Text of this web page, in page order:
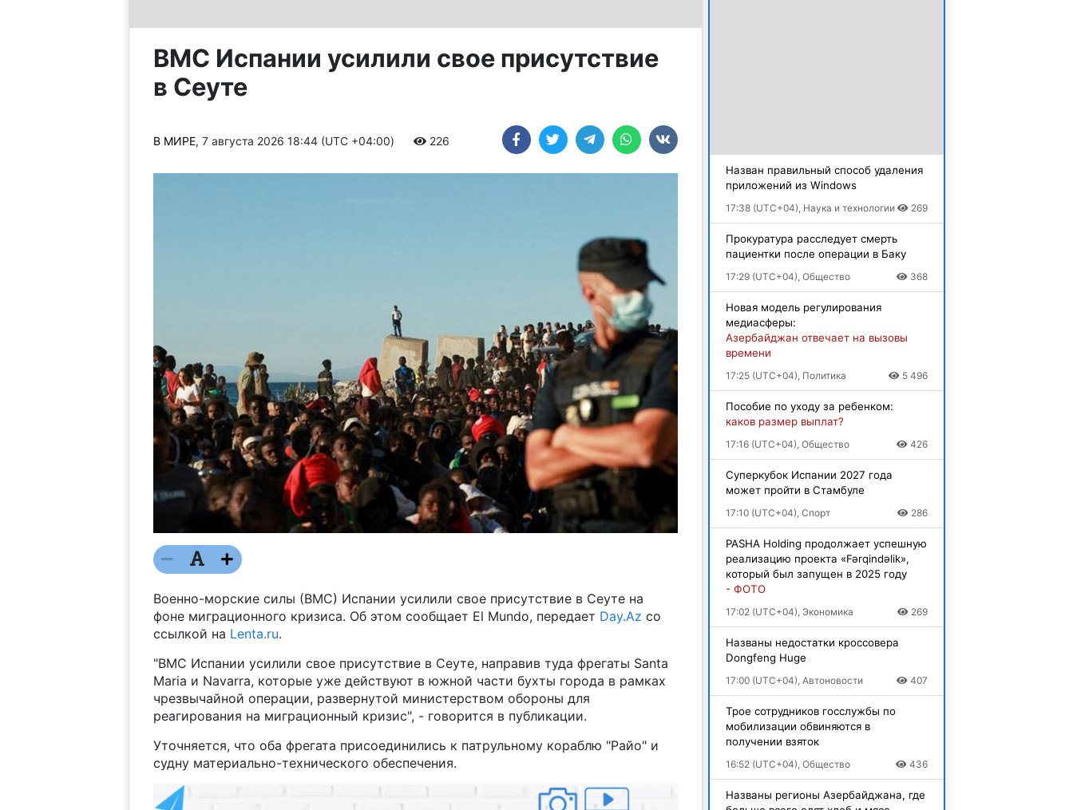
ВМС Испании усилили свое присутствие
в Сеуте
В МИРЕ, 7 августа 2026 18:44 (UTC +04:00) 226
Военно-морские силы (ВМС) Испании усилили свое присутствие в Сеуте на
фоне миграционного кризиса. Об этом сообщает El Mundo, передает Day.Az со
ссылкой на Lenta.ru.
"ВМС Испании усилили свое присутствие в Сеуте, направив туда фрегаты Santa
Maria и Navarra, которые уже действуют в южной части бухты города в рамках
чрезвычайной операции, развернутой министерством обороны для
реагирования на миграционный кризис", - говорится в публикации.
Уточняется, что оба фрегата присоединились к патрульному кораблю "Райо" и
судну материально-технического обеспечения.
Назван правильный способ удаления
приложений из Windows
17:38 (UTC+04), Наука и технологии 269
Прокуратура расследует смерть
пациентки после операции в Баку
17:29 (UTC+04), Общество 368
Новая модель регулирования
медиасферы:
Азербайджан отвечает на вызовы
времени
17:25 (UTC+04), Политика 5 496
Пособие по уходу за ребенком:
каков размер выплат?
17:16 (UTC+04), Общество 426
Суперкубок Испании 2027 года
может пройти в Стамбуле
17:10 (UTC+04), Спорт 286
PASHA Holding продолжает успешную
реализацию проекта «Fərqindəlik»,
который был запущен в 2025 году
- ФОТО
17:02 (UTC+04), Экономика 269
Названы недостатки кроссовера
Dongfeng Huge
17:00 (UTC+04), Автоновости 407
Трое сотрудников госслужбы по
мобилизации обвиняются в
получении взяток
16:52 (UTC+04), Общество 436
Названы регионы Азербайджана, где